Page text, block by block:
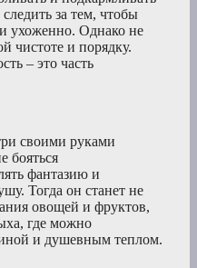
за тем, чтобы
ухоженно. Однако не
чистоте и порядку.
– это часть
своими руками
бояться
фантазию и
Тогда он станет не
овощей и фруктов,
где можно
и душевным теплом.